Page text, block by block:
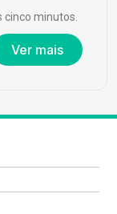
minutos.
Ver mais